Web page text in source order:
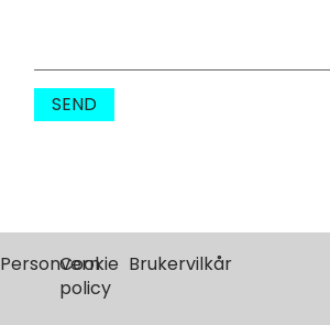
SEND
Personvern
Cookie
policy
Brukervilkår